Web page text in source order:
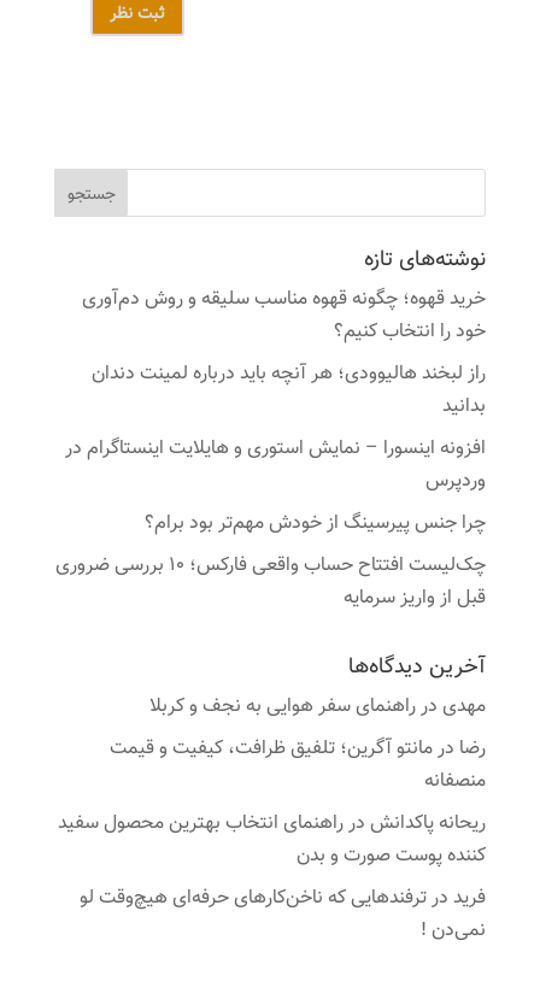
ثبت نظر
نوشته‌های تازه
خرید قهوه؛ چگونه قهوه مناسب سلیقه و روش دم‌آوری
خود را انتخاب کنیم؟
راز لبخند هالیوودی؛ هر آنچه باید درباره لمینت دندان
بدانید
افزونه اینسورا – نمایش استوری و هایلایت اینستاگرام در
وردپرس
چرا جنس پیرسینگ از خودش مهم‌تر بود برام؟
چک‌لیست افتتاح حساب واقعی فارکس؛ ۱۰ بررسی ضروری
قبل از واریز سرمایه
آخرین دیدگاه‌ها
مهدیدرراهنمای سفر هوایی به نجف و کربلا
رضا درمانتو آگرین؛ تلفیق ظرافت، کیفیت و قیمت
منصفانه
ریحانه پاکدانشدرراهنمای انتخاب بهترین محصول سفید
کننده پوست صورت و بدن
فریددرترفندهایی که ناخن‌کارهای حرفه‌ای هیچ‌وقت لو
نمی‌دن !